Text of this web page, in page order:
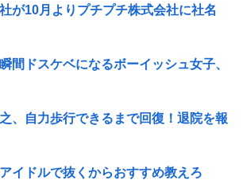
が10月よりプチプチ株式会社に社名
間ドスケベになるボーイッシュ女子、
、自力歩行できるまで回復！退院を報
イドルで抜くからおすすめ教えろ